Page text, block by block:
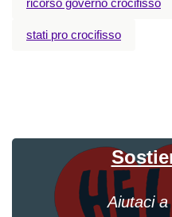
ricorso governo crocifisso
stati pro crocifisso
Aiutaci